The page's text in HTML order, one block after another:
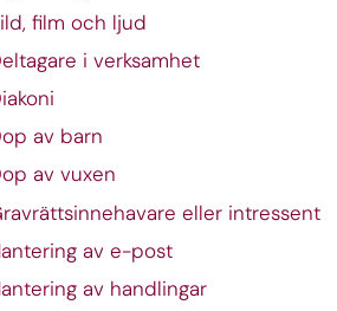
film och ljud
i verksamhet
av barn
av vuxen
eller intressent
av e-post
av handlingar